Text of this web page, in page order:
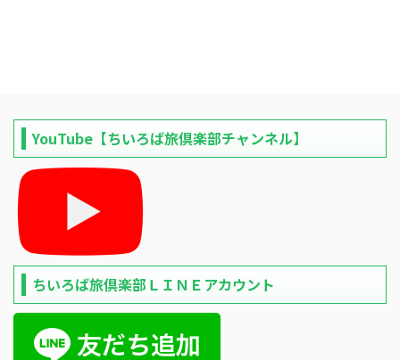
YouTube【ちいろば旅倶楽部チャンネル】
ちいろば旅倶楽部ＬＩＮＥアカウント